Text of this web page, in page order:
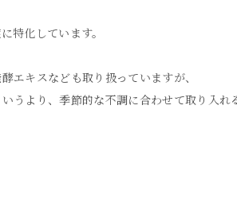
特化しています。
エキスなども取り扱っていますが、
うより、季節的な不調に合わせて取り入れ